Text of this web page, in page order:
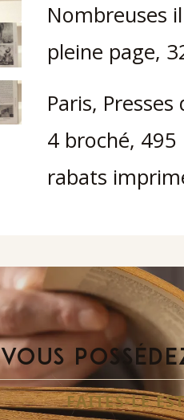
Nombreuses
pleine page,
Paris,
4 broché, 495
rabats
VOUS
FAITES-LE